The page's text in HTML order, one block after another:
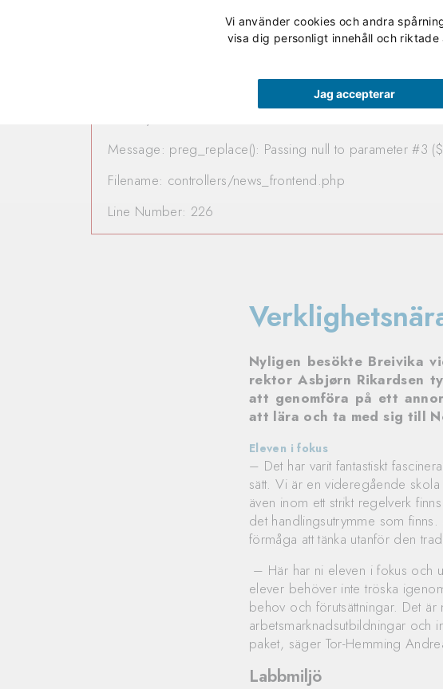
Vi använder cookies och andra
visa dig personligt innehåll och
Jag accepterar
Våra utbildningar Validering
A PHP Error was encountered
Message: preg_replace(): Passing null to parameter #3
Filename: controllers/news_frontend.php
Line Number: 226
Nyligen besökte Breivika
rektor Asbjørn Rikardsen
att genomföra på ett
att lära och ta med sig till
Eleven i fokus
– Det har varit fantastiskt
sätt. Vi är en videregående
även inom ett strikt regelverk
det handlingsutrymme som
förmåga att tänka utanför den
– Här har ni eleven i fokus och
elever behöver inte tröska
behov och förutsättningar. Det
arbetsmarknadsutbildningar och
paket, säger Tor-Hemming
Labbmiljö